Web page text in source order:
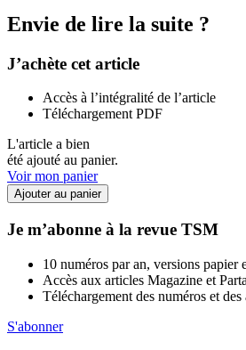
Envie de lire la suite ?
J’achète cet article
Accès à l’intégralité de l’article
Téléchargement PDF
L'article a bien
été ajouté au panier.
Voir mon panier
Ajouter au panier
Je m’abonne à la revue TSM
10 numéros par an, versions papier
Accès aux articles Magazine et
Téléchargement des numéros et
S'abonner